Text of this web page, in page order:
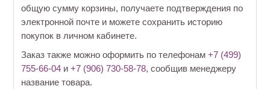
общую сумму корзины, получаете подтверждения по
электронной почте и можете сохранить историю
покупок в личном кабинете.
Заказ также можно оформить по телефонам +7 (499)
755-66-04 и +7 (906) 730-58-78, сообщив менеджеру
название товара.